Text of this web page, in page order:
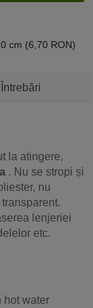
cm (6,70 RON)
Întrebări
la atingere,
. Nu se stropi și
nu
lenjeriei
etc.
hot water